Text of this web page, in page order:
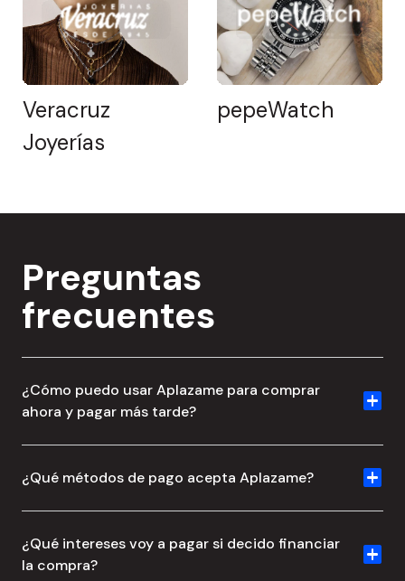
Veracruz
Joyerías
pepeWatch
Preguntas
frecuentes
¿Cómo puedo usar Aplazame para comprar
ahora y pagar más tarde?
carrito los productos que quieras y elige Aplazame
¿Qué métodos de pago acepta Aplazame?
bancaria.
¿Qué intereses voy a pagar si decido financiar
la compra?